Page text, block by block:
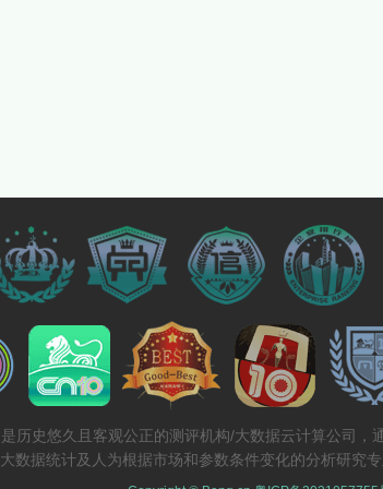
历史悠久且客观公正的测评机构/大数据云计算公司
数据统计及人为根据市场和参数条件变化的分析研究